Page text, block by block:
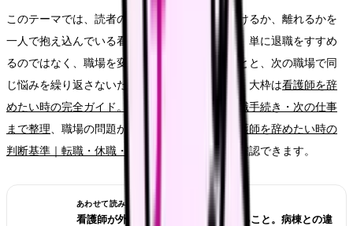
このテーマでは、読者の中心を「今の職場を続けるか、離れるかを
一人で抱え込んでいる看護師さん」に置きます。単に退職をすすめ
るのではなく、職場を変える前に確認したいことと、次の職場で同
じ悩みを繰り返さないための条件を整理します。大枠は看護師を辞
めたい時の完全ガイド。限界サイン・お金・退職手続き・次の仕事
まで整理 、職場の問題かキャリアの問題かは
看護師を辞めたい時の
判断基準｜転職・休職・異動のどれを選ぶ？
で確認できます。
あわせて読みたい
看護師が外来へ転職する前に確認すること。病棟との違